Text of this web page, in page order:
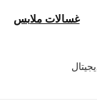
غسالات ملابس